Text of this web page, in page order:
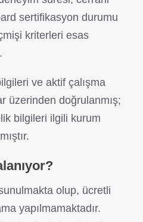
sertifikasyon durumu
kriterleri esas
ve aktif çalışma
üzerinden doğrulanmış;
bilgileri ilgili kurum
olup, ücretli
yapılmamaktadır.